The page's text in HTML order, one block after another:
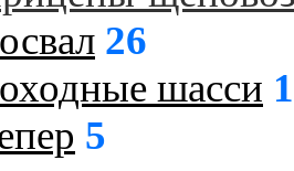
26
шасси
5